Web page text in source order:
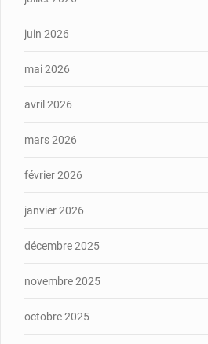
juin 2026
mai 2026
avril 2026
mars 2026
février 2026
janvier 2026
décembre 2025
novembre 2025
octobre 2025